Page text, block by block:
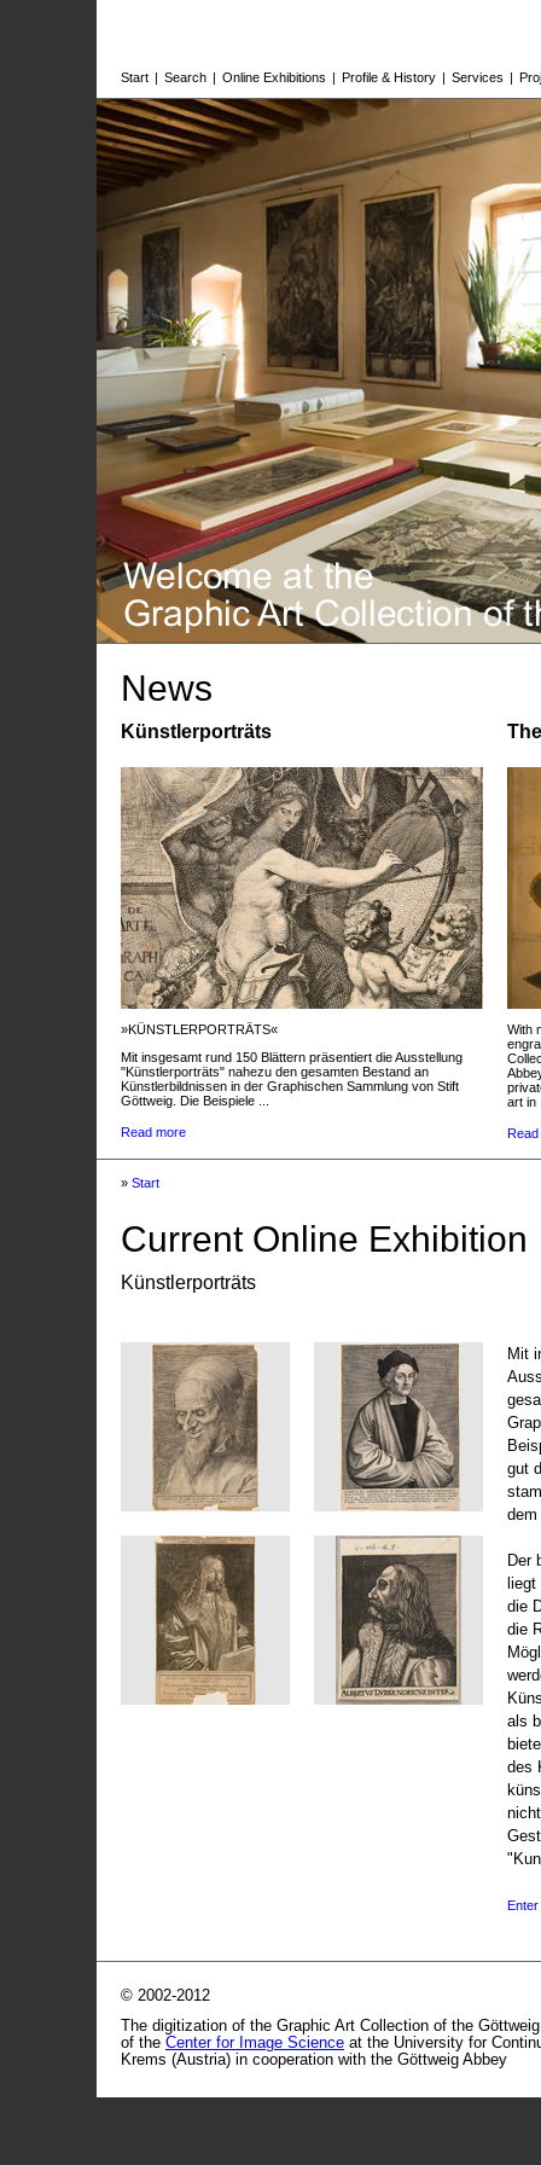
Start | Search | Online Exhibitions | Profile & History | Services |
News
Künstlerporträts
»KÜNSTLERPORTRÄTS«
Mit insgesamt rund 150 Blättern präsentiert die Ausstellung
"Künstlerporträts" nahezu den gesamten Bestand an
Künstlerbildnissen in der Graphischen Sammlung von Stift
Göttweig. Die Beispiele ...
Read more
With
art in
» Start
Current Online Exhibition
Künstlerporträts
Mit
gut
dem
Der
die
die
als
des
Enter
© 2002-2012
The digitization of the Graphic Art Collection of the
of the Center for Image Science at the University for
Krems (Austria) in cooperation with the Göttweig Abbey